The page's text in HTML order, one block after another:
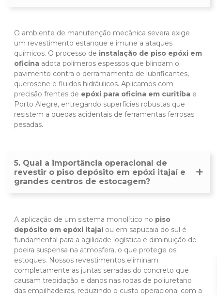
O ambiente de manutenção mecânica severa exige
um revestimento estanque e imune a ataques
químicos. O processo de instalação de piso epóxi em
oficina adota polímeros espessos que blindam o
pavimento contra o derramamento de lubrificantes,
querosene e fluidos hidráulicos. Aplicamos com
precisão frentes de epóxi para oficina em curitiba e
Porto Alegre, entregando superfícies robustas que
resistem a quedas acidentais de ferramentas ferrosas
pesadas.
5. Qual a importância operacional de
revestir o piso depósito em epóxi itajaí e
grandes centros de estocagem?
A aplicação de um sistema monolítico no piso
depósito em epóxi itajaíou em sapucaia do sul é
fundamental para a agilidade logística e diminuição de
poeira suspensa na atmosfera, o que protege os
estoques. Nossos revestimentos eliminam
completamente as juntas serradas do concreto que
causam trepidação e danos nas rodas de poliuretano
das empilhadeiras, reduzindo o custo operacional com a